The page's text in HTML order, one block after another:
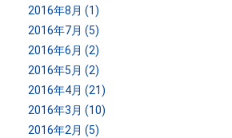
2016年8月 (1)
2016年7月 (5)
2016年6月 (2)
2016年5月 (2)
2016年4月 (21)
2016年3月 (10)
2016年2月 (5)